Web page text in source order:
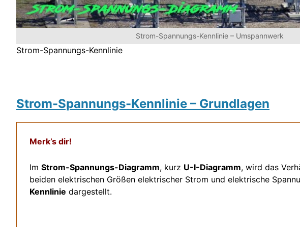
Strom-Spannungs-Kennlinie – Umspannwerk
Strom-Spannungs-Kennlinie
Strom-Spannungs-Kennlinie – Grundlagen
Merk’s dir!
Im Strom-Spannungs-Diagramm, kurz U-I-Diagramm, wird das
beiden elektrischen Größen elektrischer Strom und elektrische
Kennlinie dargestellt.